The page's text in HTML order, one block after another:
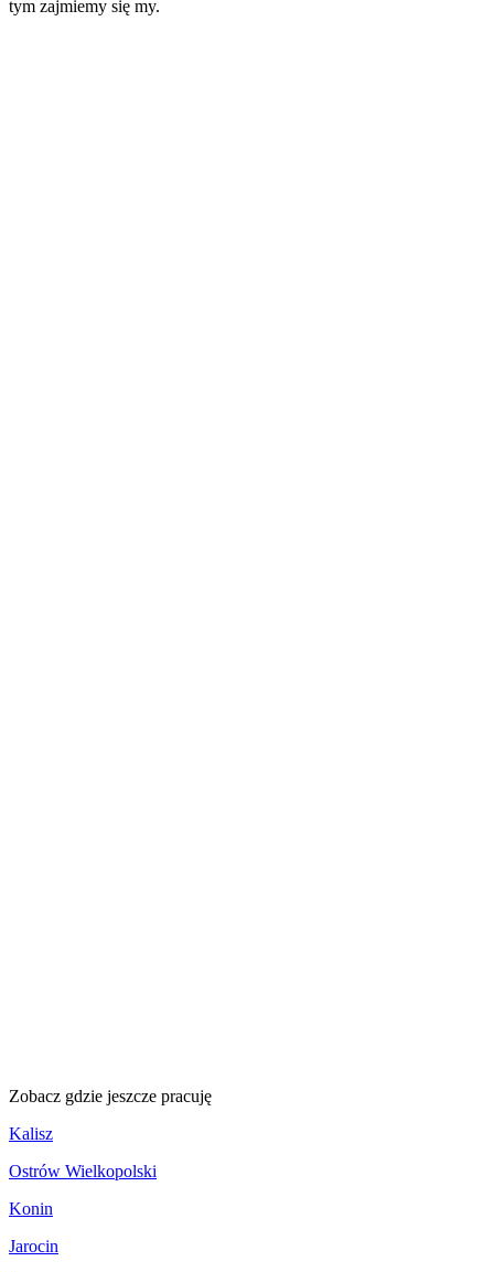
tym zajmiemy się my.
Zobacz gdzie jeszcze pracuję
Kalisz
Ostrów Wielkopolski
Konin
Jarocin